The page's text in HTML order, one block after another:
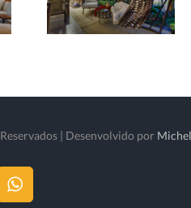
| Desenvolvido por
WhatsApp